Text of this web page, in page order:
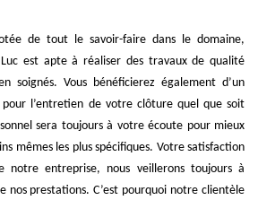
de tout le savoir-faire dans le domaine,
Luc est apte à réaliser des travaux de qualité
soignés. Vous bénéficierez également d’un
pour l’entretien de votre clôture quel que soit
sera toujours à votre écoute pour mieux
mêmes les plus spécifiques. Votre satisfaction
entreprise, nous veillerons toujours à
nos prestations. C’est pourquoi notre clientèle